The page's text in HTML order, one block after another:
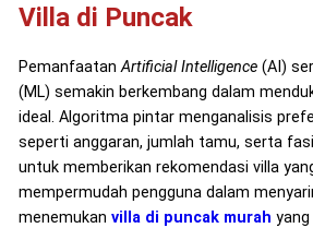
Villa di Puncak
PemanfaatanArtificial Intelligence(AI)
(ML) semakin berkembang dalam
ideal. Algoritma pintar menganalisis
seperti anggaran, jumlah tamu, serta
untuk memberikan rekomendasi villa
mempermudah pengguna dalam
menemukan villa di puncak murah